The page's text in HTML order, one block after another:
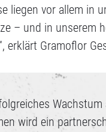
liegen vor allem in
– und in unserem
erklärt Gramoflor
wird ein